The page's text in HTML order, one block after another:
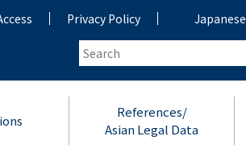
References/
Asian Legal Data
Privacy Policy Japanese